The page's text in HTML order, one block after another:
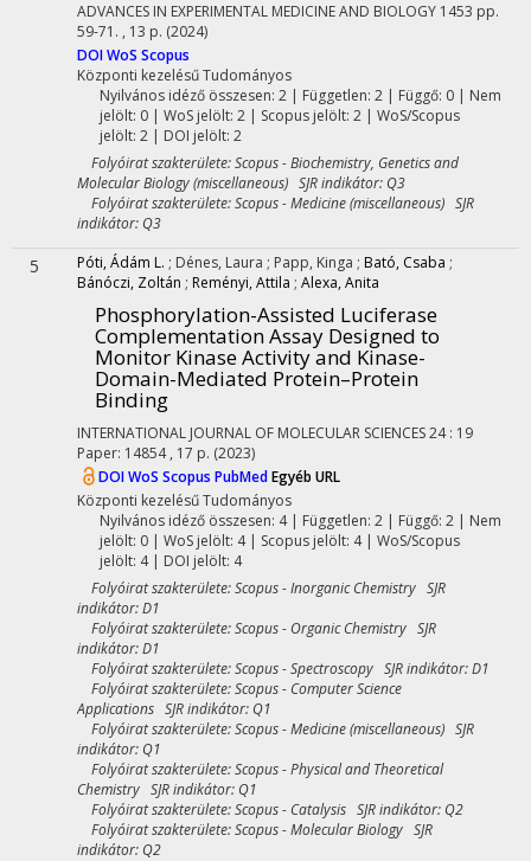
ADVANCES IN EXPERIMENTAL MEDICINE AND BIOLOGY 1453 pp.
59-71. , 13 p. (2024)
DOIWoS Scopus
Központi kezelésűTudományos
Nyilvános idéző összesen: 2| Független: 2 | Függő: 0 | Nem
jelölt: 0 | WoS jelölt: 2 | Scopus jelölt: 2 | WoS/Scopus
jelölt: 2 | DOI jelölt: 2
Folyóirat szakterülete: Scopus - Biochemistry, Genetics and
Molecular Biology (miscellaneous) SJR indikátor: Q3
Folyóirat szakterülete: Scopus - Medicine (miscellaneous) SJR
indikátor: Q3
5 Póti, Ádám L. ; Dénes, Laura ; Papp, Kinga ; Bató, Csaba ;
Bánóczi, Zoltán ; Reményi, Attila ; Alexa, Anita
Phosphorylation-Assisted Luciferase
Complementation Assay Designed to
Monitor Kinase Activity and Kinase-
Domain-Mediated Protein–Protein
Binding
INTERNATIONAL JOURNAL OF MOLECULAR SCIENCES24: 19
Paper: 14854 , 17 p. (2023)
DOIWoS Scopus PubMedEgyéb URL
Központi kezelésűTudományos
Nyilvános idéző összesen: 4| Független: 2 | Függő: 2 | Nem
jelölt: 0 | WoS jelölt: 4 | Scopus jelölt: 4 | WoS/Scopus
jelölt: 4 | DOI jelölt: 4
Folyóirat szakterülete: Scopus - Inorganic Chemistry SJR
indikátor: D1
Folyóirat szakterülete: Scopus - Organic Chemistry SJR
indikátor: D1
Folyóirat szakterülete: Scopus - Spectroscopy SJR indikátor: D1
Folyóirat szakterülete: Scopus - Computer Science
Applications SJR indikátor: Q1
Folyóirat szakterülete: Scopus - Medicine (miscellaneous) SJR
indikátor: Q1
Folyóirat szakterülete: Scopus - Physical and Theoretical
Chemistry SJR indikátor: Q1
Folyóirat szakterülete: Scopus - Catalysis SJR indikátor: Q2
Folyóirat szakterülete: Scopus - Molecular Biology SJR
indikátor: Q2